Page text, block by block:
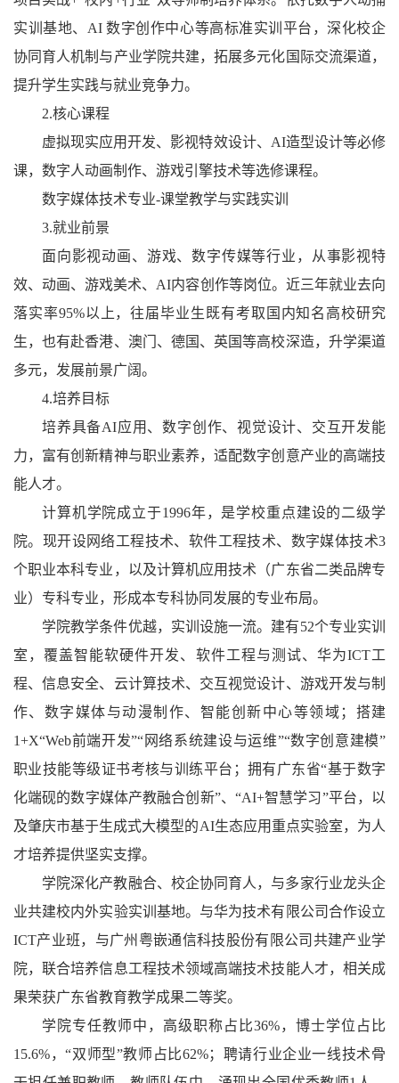
实训基地、AI 数字创作中心等高标准实训平台，深化校企
协同育人机制与产业学院共建，拓展多元化国际交流渠道，
提升学生实践与就业竞争力。
2.核心课程
虚拟现实应用开发、影视特效设计、AI造型设计等必修
课，数字人动画制作、游戏引擎技术等选修课程。
数字媒体技术专业-课堂教学与实践实训
3.就业前景
面向影视动画、游戏、数字传媒等行业，从事影视特
效、动画、游戏美术、AI内容创作等岗位。近三年就业去向
落实率95%以上，往届毕业生既有考取国内知名高校研究
生，也有赴香港、澳门、德国、英国等高校深造，升学渠道
多元，发展前景广阔。
4.培养目标
培养具备AI应用、数字创作、视觉设计、交互开发能
力，富有创新精神与职业素养，适配数字创意产业的高端技
能人才。
计算机学院成立于1996年，是学校重点建设的二级学
院。现开设网络工程技术、软件工程技术、数字媒体技术3
个职业本科专业，以及计算机应用技术（广东省二类品牌专
业）专科专业，形成本专科协同发展的专业布局。
学院教学条件优越，实训设施一流。建有52个专业实训
室，覆盖智能软硬件开发、软件工程与测试、华为ICT工
程、信息安全、云计算技术、交互视觉设计、游戏开发与制
作、数字媒体与动漫制作、智能创新中心等领域；搭建
1+X“Web前端开发”“网络系统建设与运维”“数字创意建模”
职业技能等级证书考核与训练平台；拥有广东省“基于数字
化端砚的数字媒体产教融合创新”、“AI+智慧学习”平台，以
及肇庆市基于生成式大模型的AI生态应用重点实验室，为人
才培养提供坚实支撑。
学院深化产教融合、校企协同育人，与多家行业龙头企
业共建校内外实验实训基地。与华为技术有限公司合作设立
ICT产业班，与广州粤嵌通信科技股份有限公司共建产业学
院，联合培养信息工程技术领域高端技术技能人才，相关成
果荣获广东省教育教学成果二等奖。
学院专任教师中，高级职称占比36%，博士学位占比
15.6%，“双师型”教师占比62%；聘请行业企业一线技术骨